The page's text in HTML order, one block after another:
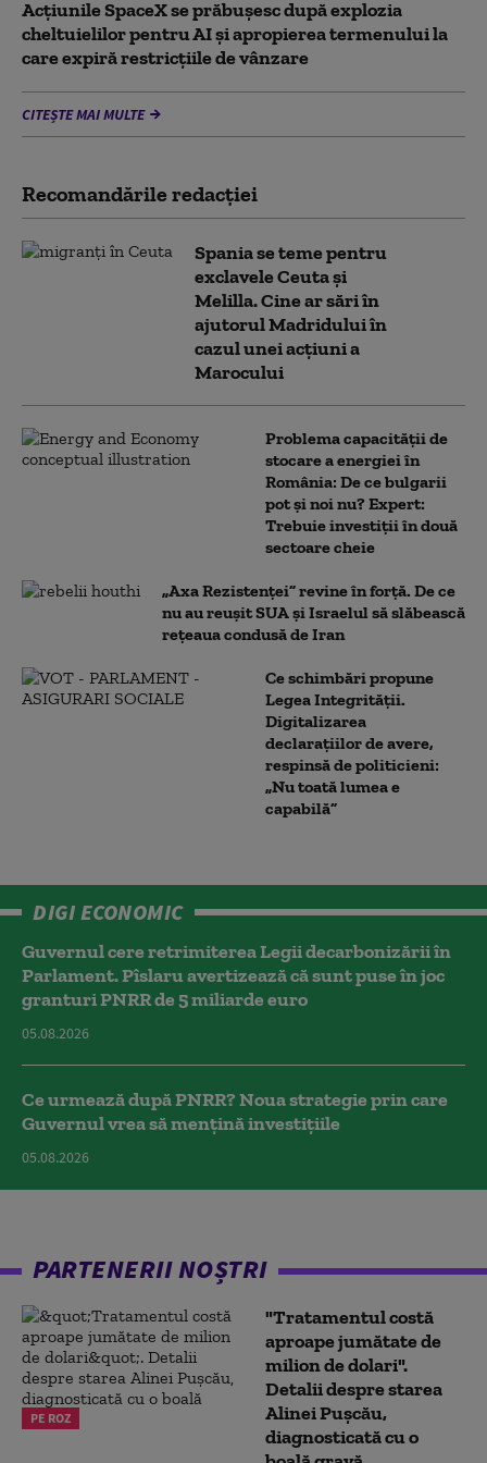
Acţiunile SpaceX se prăbuşesc după explozia
cheltuielilor pentru AI şi apropierea termenului la
care expiră restricţiile de vânzare
CITEȘTE MAI MULTE
Recomandările redacţiei
Spania se teme pentru
exclavele Ceuta și
Melilla. Cine ar sări în
ajutorul Madridului în
cazul unei acțiuni a
Marocului
Problema capacității de
stocare a energiei în
România: De ce bulgarii
pot și noi nu? Expert:
Trebuie investiții în două
sectoare cheie
„Axa Rezistenței” revine în forță. De ce
nu au reușit SUA și Israelul să slăbească
rețeaua condusă de Iran
Ce schimbări propune
Legea Integrității.
Digitalizarea
declarațiilor de avere,
respinsă de politicieni:
„Nu toată lumea e
capabilă”
DIGI ECONOMIC
Guvernul cere retrimiterea Legii decarbonizării în
Parlament. Pîslaru avertizează că sunt puse în joc
granturi PNRR de 5 miliarde euro
05.08.2026
Ce urmează după PNRR? Noua strategie prin care
Guvernul vrea să mențină investițiile
05.08.2026
PARTENERII NOȘTRI
PE ROZ
"Tratamentul costă
aproape jumătate de
milion de dolari".
Detalii despre starea
Alinei Pușcău,
diagnosticată cu o